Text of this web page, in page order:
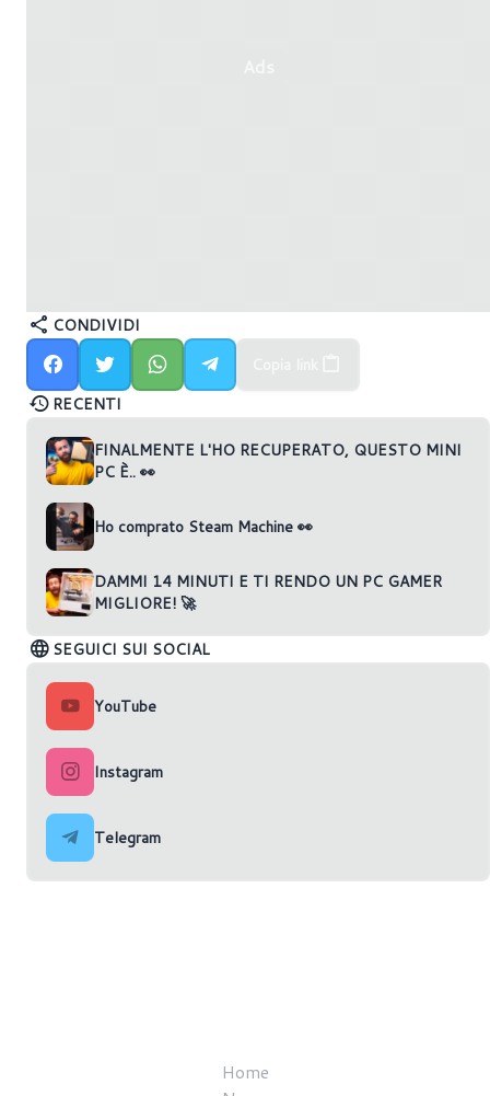
CONDIVIDI
RECENTI
FINALMENTE L'HO RECUPERATO, QUESTO MINI
PC È.. 👀
Ho comprato Steam Machine 👀
DAMMI 14 MINUTI E TI RENDO UN PC GAMER
MIGLIORE! 🚀
SEGUICI SUI SOCIAL
YouTube
Instagram
Telegram
Home